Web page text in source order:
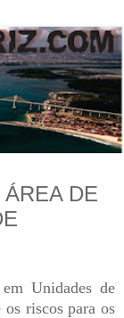
DE
Unidades de
riscos para os